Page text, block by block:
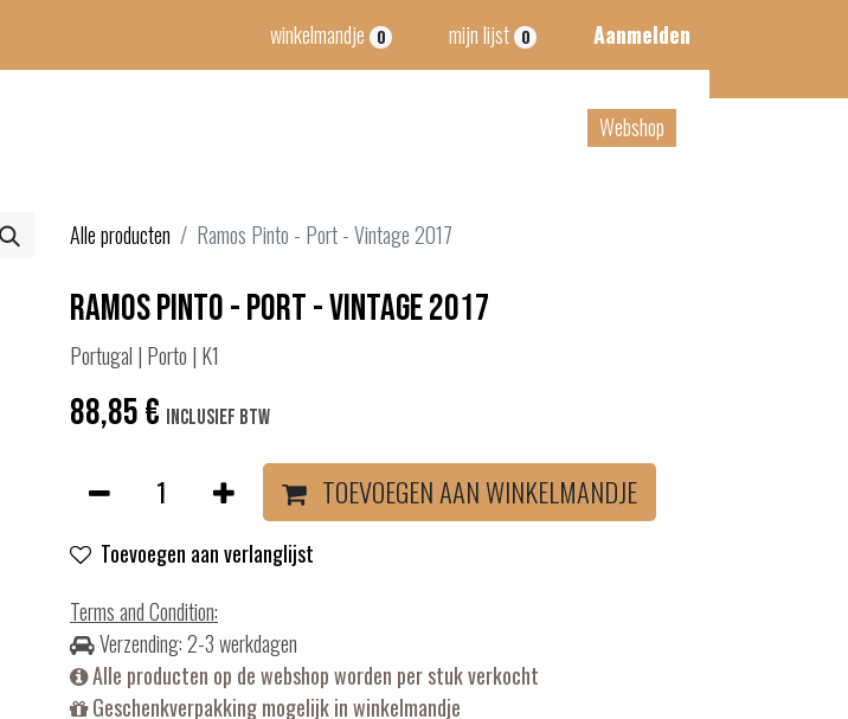
winkelmandje 0 mijn lijst 0 Aanmelden
Webshop
Alle producten Ramos Pinto - Port - Vintage 2017
Ramos Pinto - Port - Vintage 2017
Portugal | Porto | K1
88,85€ Inclusief btw
TOEVOEGEN AAN WINKELMANDJE
Toevoegen aan verlanglijst
Terms and Condition:
Verzending: 2-3 werkdagen
Alle producten op de webshop worden per stuk verkocht
Geschenkverpakking mogelijk in winkelmandje